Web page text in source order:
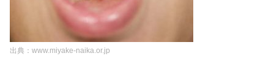
出典：www.miyake-naika.or.jp